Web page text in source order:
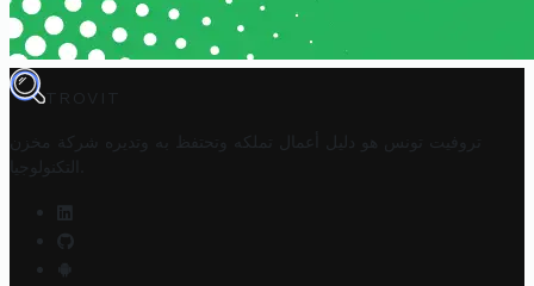
TROVIT
تروفيت تونس هو دليل أعمال تملكه وتحتفظ به وتديره
شركة مخزن
التكنولوجيا